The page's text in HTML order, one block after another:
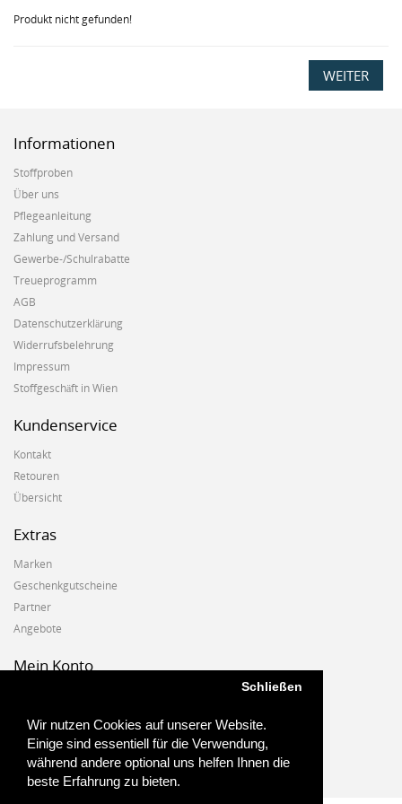
Wir nutzen Cookies auf unserer Website.
Einige sind essentiell für die Verwendung,
während andere optional uns helfen Ihnen die
beste Erfahrung zu bieten.
Schließen
Produkt nicht gefunden!
WEITER
Informationen
Stoffproben
Über uns
Pflegeanleitung
Zahlung und Versand
Gewerbe-/Schulrabatte
Treueprogramm
AGB
Datenschutzerklärung
Widerrufsbelehrung
Impressum
Stoffgeschäft in Wien
Kundenservice
Kontakt
Retouren
Übersicht
Extras
Marken
Geschenkgutscheine
Partner
Angebote
Mein Konto
Auftragshistorie
Wunschzettel
Newsletter